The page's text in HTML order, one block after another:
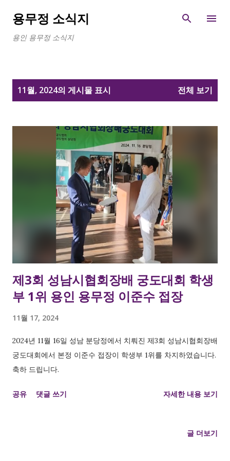
기본 콘텐츠로 건너뛰기
용무정 소식지
용인 용무정 소식지
11월, 2024의 게시물 표시 전체 보기
제3회 성남시협회장배 궁도대회 학생
부 1위 용인 용무정 이준수 접장
11월 17, 2024
2024년 11월 16일 성남 분당정에서 치뤄진 제3회 성남시협회장배
궁도대회에서 본정 이준수 접장이 학생부 1위를 차지하였습니다.
축하 드립니다.
공유 댓글 쓰기 자세한 내용 보기
글 더보기